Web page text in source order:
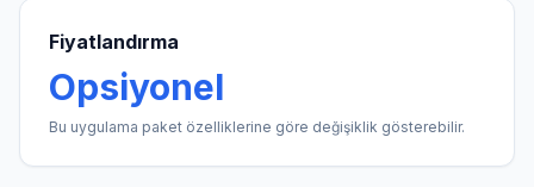
Fiyatlandırma
Opsiyonel
Bu uygulama paket özelliklerine göre değişiklik gösterebilir.